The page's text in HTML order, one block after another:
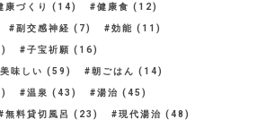
康づくり (14) 健康食 (12)
副交感神経 (7) 効能 (11)
子宝祈願 (16)
味しい (59) 朝ごはん (14)
温泉 (43) 湯治 (45)
無料貸切風呂 (23) 現代湯治 (48)